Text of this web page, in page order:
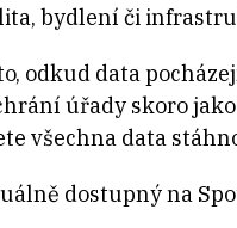
bydlení či
odkud data
úřady skoro
všechna data
dostupný na